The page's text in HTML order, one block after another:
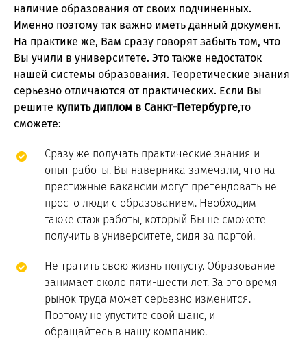
наличие образования от своих подчиненных.
Именно поэтому так важно иметь данный документ.
На практике же, Вам сразу говорят забыть том, что
Вы учили в университете. Это также недостаток
нашей системы образования. Теоретические знания
серьезно отличаются от практических. Если Вы
решите купить диплом в Санкт-Петербурге,то
сможете:
Сразу же получать практические знания и
опыт работы. Вы наверняка замечали, что на
престижные вакансии могут претендовать не
просто люди с образованием. Необходим
также стаж работы, который Вы не сможете
получить в университете, сидя за партой.
Не тратить свою жизнь попусту. Образование
занимает около пяти-шести лет. За это время
рынок труда может серьезно изменится.
Поэтому не упустите свой шанс, и
обращайтесь в нашу компанию.